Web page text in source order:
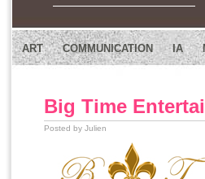
ART COMMUNICATION IA
Big Time
Posted by Julien